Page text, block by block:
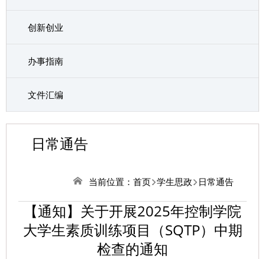
创新创业
办事指南
文件汇编
日常通告
当前位置： 首页 学生思政 日常通告
【通知】关于开展2025年控制学院
大学生素质训练项目（SQTP）中期
检查的通知